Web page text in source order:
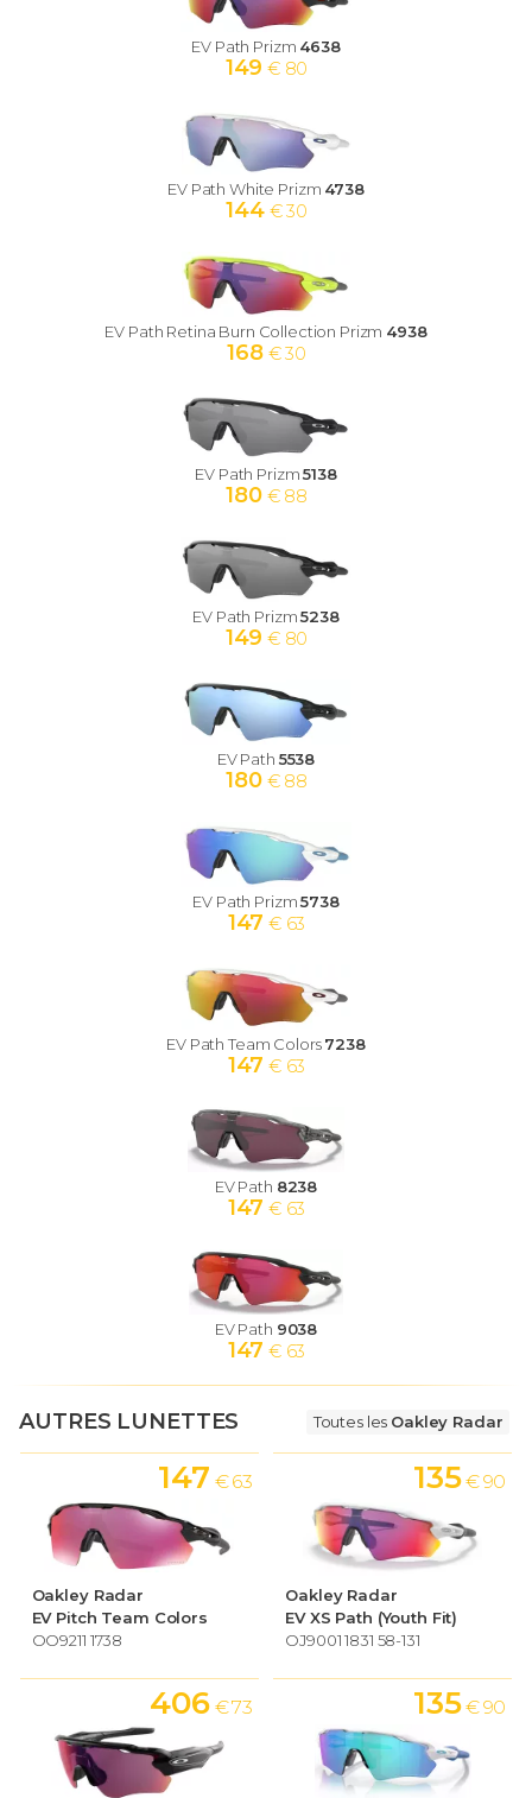
EV Path Prizm 4638
149 € 80
EV Path White Prizm 4738
144 € 30
EV Path Retina Burn Collection Prizm 4938
168 € 30
EV Path Prizm5138
180 € 88
EV Path Prizm5238
149 € 80
EV Path 5538
180 € 88
EV Path Prizm5738
147 € 63
EV Path Team Colors7238
147 € 63
EV Path 8238
147 € 63
EV Path 9038
147 € 63
AUTRES LUNETTES Toutes les Oakley Radar
Oakley Radar
EV Pitch Team Colors
OO9211 1738
147 € 63
Oakley Radar
EV XS Path (Youth Fit)
OJ9001 1831 58-131
135 € 90
406 € 73 135 € 90